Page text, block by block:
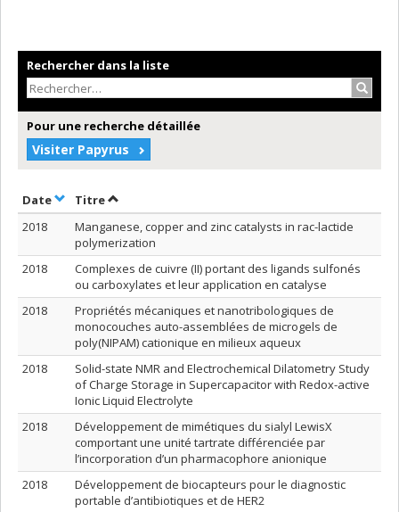
Rechercher dans la liste
Pour une recherche détaillée
Visiter Papyrus
DateTrier par date en ordre croissant
TitreTrier par titre en ordre croissant
2018
Manganese, copper and zinc catalysts in rac-lactide
polymerization
2018
Complexes de cuivre (II) portant des ligands sulfonés
ou carboxylates et leur application en catalyse
2018
Propriétés mécaniques et nanotribologiques de
monocouches auto-assemblées de microgels de
poly(NIPAM) cationique en milieux aqueux
2018
Solid-state NMR and Electrochemical Dilatometry Study
of Charge Storage in Supercapacitor with Redox-active
Ionic Liquid Electrolyte
2018
Développement de mimétiques du sialyl LewisX
comportant une unité tartrate différenciée par
l’incorporation d’un pharmacophore anionique
2018
Développement de biocapteurs pour le diagnostic
portable d’antibiotiques et de HER2